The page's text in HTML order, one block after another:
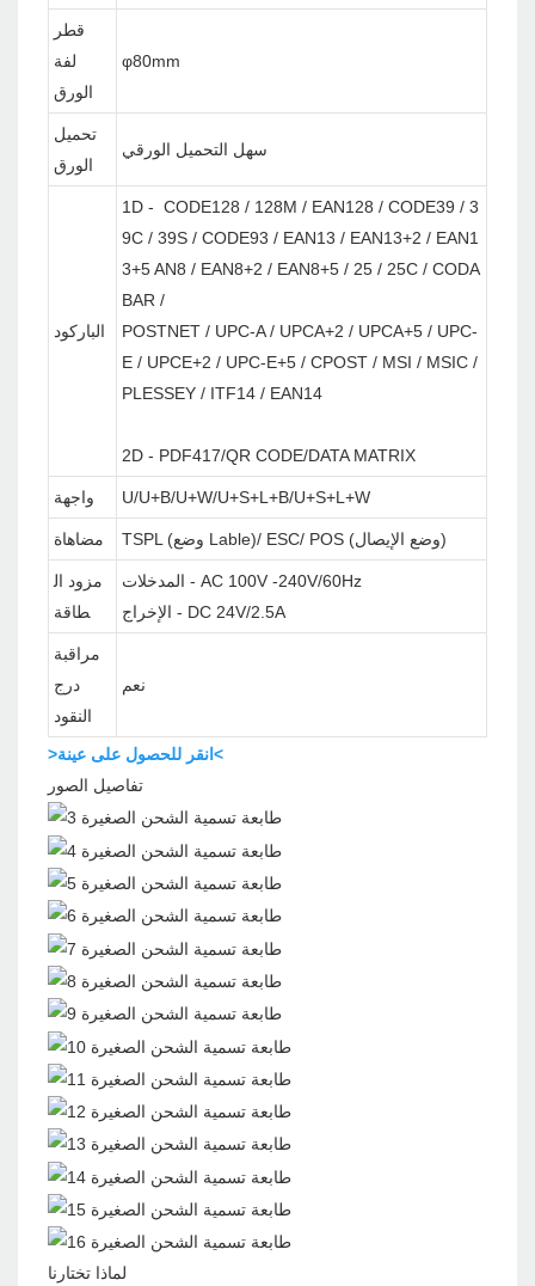
قطر
لفة
الورق
φ80mm
تحميل
الورق
سهل التحميل الورقي
الباركود
1D - CODE128 / 128M / EAN128 / CODE39 / 3
9C / 39S / CODE93 / EAN13 / EAN13+2 / EAN1
3+5 AN8 / EAN8+2 / EAN8+5 / 25 / 25C / CODA
BAR /
POSTNET / UPC-A / UPCA+2 / UPCA+5 / UPC-
E / UPCE+2 / UPC-E+5 / CPOST / MSI / MSIC /
PLESSEY / ITF14 / EAN14
2D - PDF417/QR CODE/DATA MATRIX
واجهة U/U+B/U+W/U+S+L+B/U+S+L+W
مضاهاة TSPL (وضع Lable)/ ESC/ POS (وضع الإيصال)
مزود ال
طاقة
المدخلات - AC 100V -240V/60Hz
الإخراج - DC 24V/2.5A
مراقبة
درج
النقود
نعم
>انقر للحصول على عينة<
تفاصيل الصور
لماذا تختارنا